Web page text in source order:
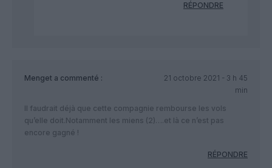
RÉPONDRE
Menget a commenté :
21 octobre 2021 - 3 h 45
min
Il faudrait déjà que cette compagnie rembourse les vols
qu’elle doit.Notamment les miens (2)….et là ce n’est pas
encore gagné !
RÉPONDRE